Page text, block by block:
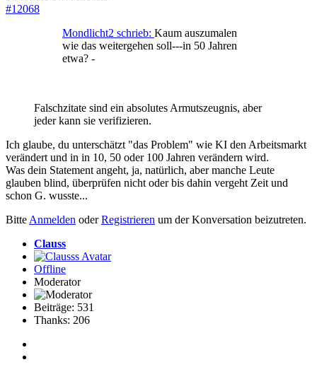
#12068
Mondlicht2 schrieb: Kaum auszumalen
wie das weitergehen soll---in 50 Jahren
etwa? -
Falschzitate sind ein absolutes Armutszeugnis, aber
jeder kann sie verifizieren.
Ich glaube, du unterschätzt "das Problem" wie KI den Arbeitsmarkt
verändert und in in 10, 50 oder 100 Jahren verändern wird.
Was dein Statement angeht, ja, natürlich, aber manche Leute
glauben blind, überprüfen nicht oder bis dahin vergeht Zeit und
schon G. wusste...
Bitte Anmelden oderRegistrieren um der Konversation beizutreten.
Clauss
Offline
Moderator
Beiträge: 531
Thanks: 206